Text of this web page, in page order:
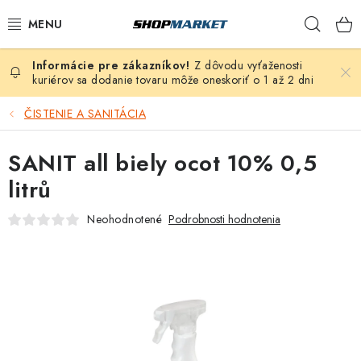
na
VÍRIVÉ VANE
SAUNY
BAZÉNY
NAFUKOVACIE VÍRIVKY
DEZINFEKCIA A ČISTENIE
Z dôvodu vyťaženosti
kuriérov sa dodanie tovaru môže oneskoriť o 1 až 2 dni
ČISTENIE A SANITÁCIA
SANIT all biely ocot 10% 0,5
litrů
Neohodnotené Podrobnosti hodnotenia